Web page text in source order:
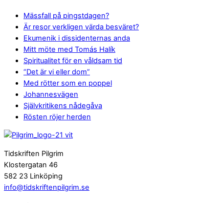
Mässfall på pingstdagen?
Är resor verkligen värda besväret?
Ekumenik i dissidenternas anda
Mitt möte med Tomás Halík
Spiritualitet för en våldsam tid
“Det är vi eller dom”
Med rötter som en poppel
Johannesvägen
Självkritikens nådegåva
Rösten röjer herden
Tidskriften Pilgrim
Klostergatan 46
582 23 Linköping
info@tidskriftenpilgrim.se